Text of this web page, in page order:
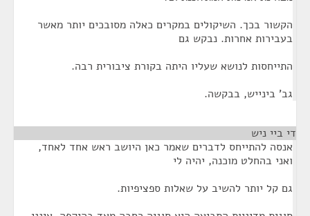
הקשור בכך. השיקולים במקרים כאלה מסובכים יותר מאשר
בעבירות אחרות. נבקש גם
התייחסות לנושא שעליו היתה בקורת ציבורית רבה.
גב' בינייש, בבקשה.
די ביי ניש
אנסה להתייחס לדברים שאמר כאן היושב ראש אחד לאחד,
ואני בהחלט מוכנה, יהיה לי
גם קל יותר להשיב על שאלות ספציפיות.